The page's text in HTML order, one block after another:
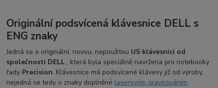
Originální podsvícená klávesnice DELL s
ENG znaky
Jedná se o originální, novou, nepoužitou US klávesnici od
společnosti DELL , která byla speciálně navržena pro notebooky
řady Precision. Klávesnice má podsvícené klávesy již od výroby,
nejedná se tedy o znaky doplněné laserovým gravírováním.